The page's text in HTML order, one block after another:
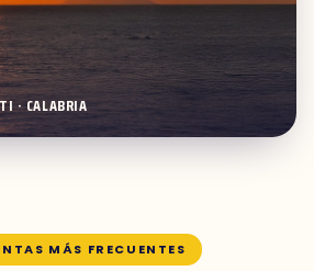
· CALABRIA
MÁS FRECUENTES